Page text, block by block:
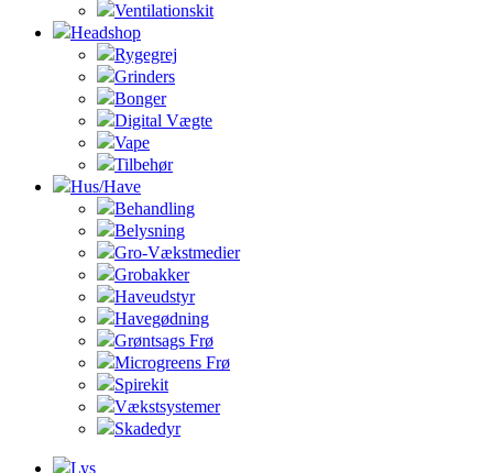
Ventilationskit
Headshop
Rygegrej
Grinders
Bonger
Digital Vægte
Vape
Tilbehør
Hus/Have
Behandling
Belysning
Gro-Vækstmedier
Grobakker
Haveudstyr
Havegødning
Grøntsags Frø
Microgreens Frø
Spirekit
Vækstsystemer
Skadedyr
Lys